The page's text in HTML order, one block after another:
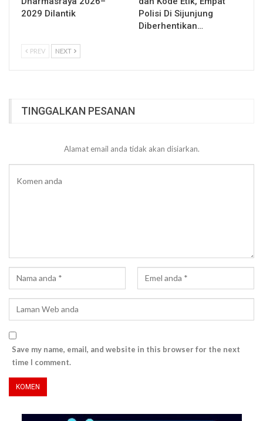
2029 Dilantik
Polisi Di Sijunjung
Diberhentikan…
PREV NEXT
TINGGALKAN PESANAN
Alamat email anda tidak akan disiarkan.
Save my name, email, and website in this browser for the next
time I comment.